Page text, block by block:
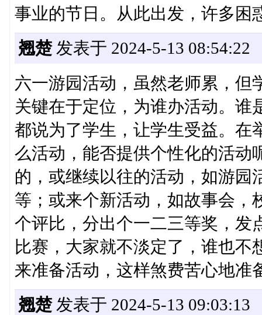
事业的节日。从此出发，许多困
翘楚发表于 2024-5-13 08:54:22
六一游园活动，虽然老师累，但
关键在于定位，为谁办活动。谁
都说为了学生，让学生受益。在
么活动，能否提供个性化的活动
的，或继续以往的活动，如游园
等；或来个新活动，如故事会，
个评比，分出个一二三等奖，发
比赛，大家就不淡定了，谁也
来准备活动，这样煞费苦心地准
翘楚发表于 2024-5-13 09:03:13